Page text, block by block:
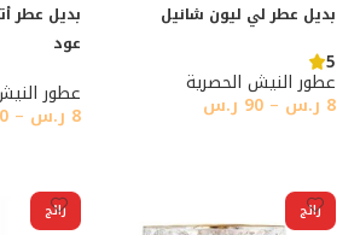
بديل عطر لي ليون شانيل
5
عطور النيش الحصرية
8 ر.س –
90 ر.س
بديل عطر
عود
عطور
8 ر.س –
رائج رائج